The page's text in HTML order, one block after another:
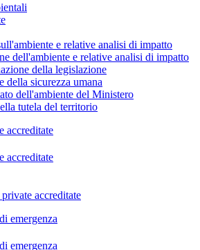
e relative analisi di impatto
dell'ambiente e relative analisi di impatto
della legislazione
della sicurezza umana
dell'ambiente del Ministero
tutela del territorio
accreditate
accreditate
accreditate
emergenza
emergenza